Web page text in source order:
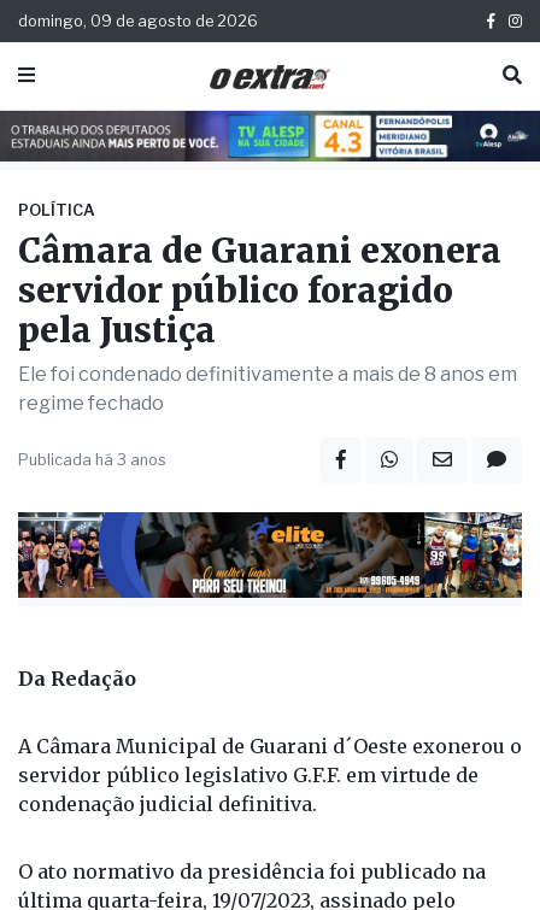
domingo, 09 de agosto de 2026
POLÍTICA
Câmara de Guarani exonera
servidor público foragido
pela Justiça
Ele foi condenado definitivamente a mais de 8 anos em
Publicada há 3 anos
Da Redação
A Câmara Municipal de Guarani d´Oeste exonerou o
condenação judicial definitiva.